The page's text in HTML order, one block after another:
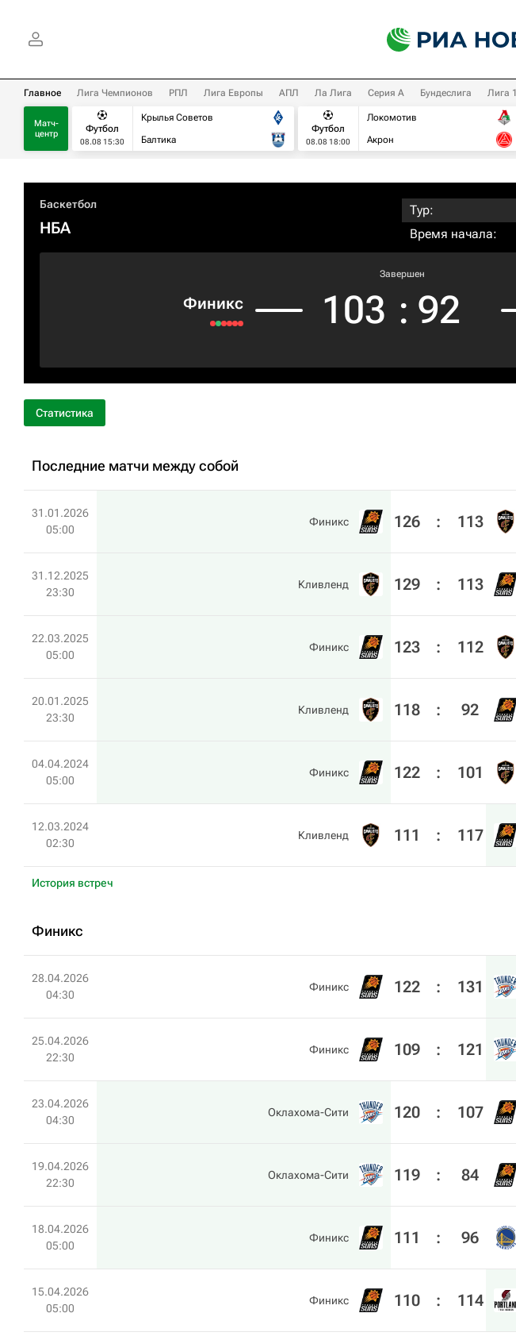
Главное Лига Чемпионов РПЛ Лига Европы АПЛ Ла Лига Серия А Бундеслига Лига 1
Матч-
центр
Футбол
08.08 15:30
Крылья Советов
Балтика
Футбол
08.08 18:00
Локомотив
Акрон
Баскетбол
НБА
Тур:
Время начала:
Финикс
Завершен
103 : 92
Статистика
Последние матчи между собой
31.01.2026
05:00
Финикс 126 : 113
31.12.2025
23:30
Кливленд 129 : 113
22.03.2025
05:00
Финикс 123 : 112
20.01.2025
23:30
Кливленд 118 : 92
04.04.2024
05:00
Финикс 122 : 101
12.03.2024
02:30
Кливленд 111 : 117
История встреч
Финикс
28.04.2026
04:30
Финикс 122 : 131
25.04.2026
22:30
Финикс 109 : 121
23.04.2026
04:30
Оклахома-Сити 120 : 107
19.04.2026
22:30
Оклахома-Сити 119 : 84
18.04.2026
05:00
Финикс 111 : 96
15.04.2026
05:00
Финикс 110 : 114